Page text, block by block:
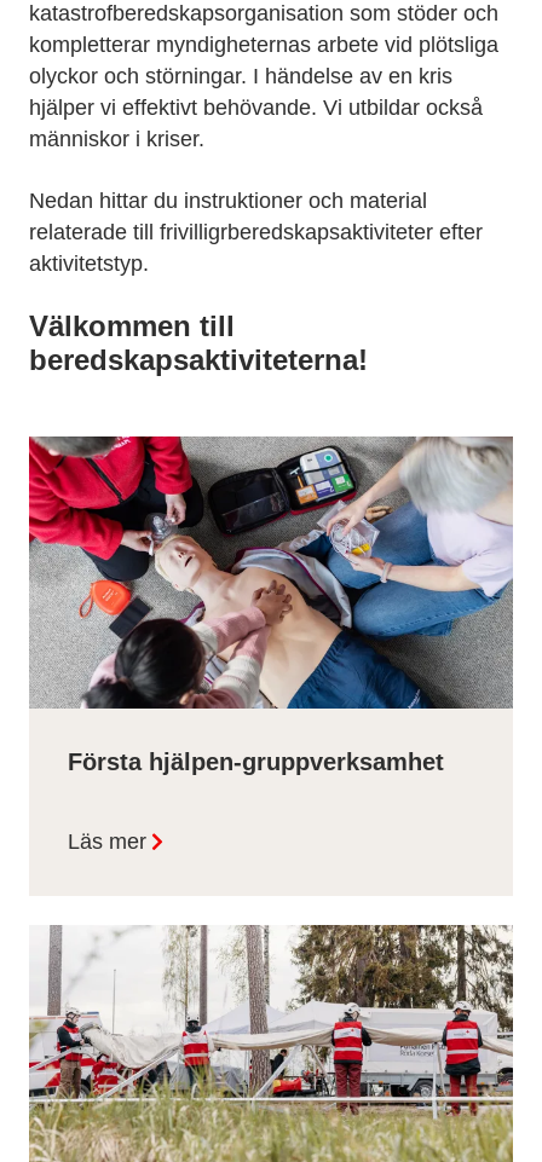
katastrofberedskapsorganisation som stöder och
kompletterar myndigheternas arbete vid plötsliga
olyckor och störningar. I händelse av en kris
hjälper vi effektivt behövande. Vi utbildar också
människor i kriser.
Nedan hittar du instruktioner och material
relaterade till frivilligrberedskapsaktiviteter efter
aktivitetstyp.
Välkommen till
beredskapsaktiviteterna!
Första hjälpen-gruppverksamhet
Läs mer